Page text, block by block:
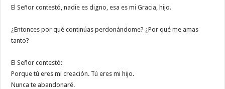
El Señor contestó, nadie es digno, esa es mi Gracia, hijo.
¿Entonces por qué continúas perdonándome? ¿Por qué me amas
tanto?
El Señor contestó:
Porque tú eres mi creación. Tú eres mi hijo.
Nunca te abandonaré.